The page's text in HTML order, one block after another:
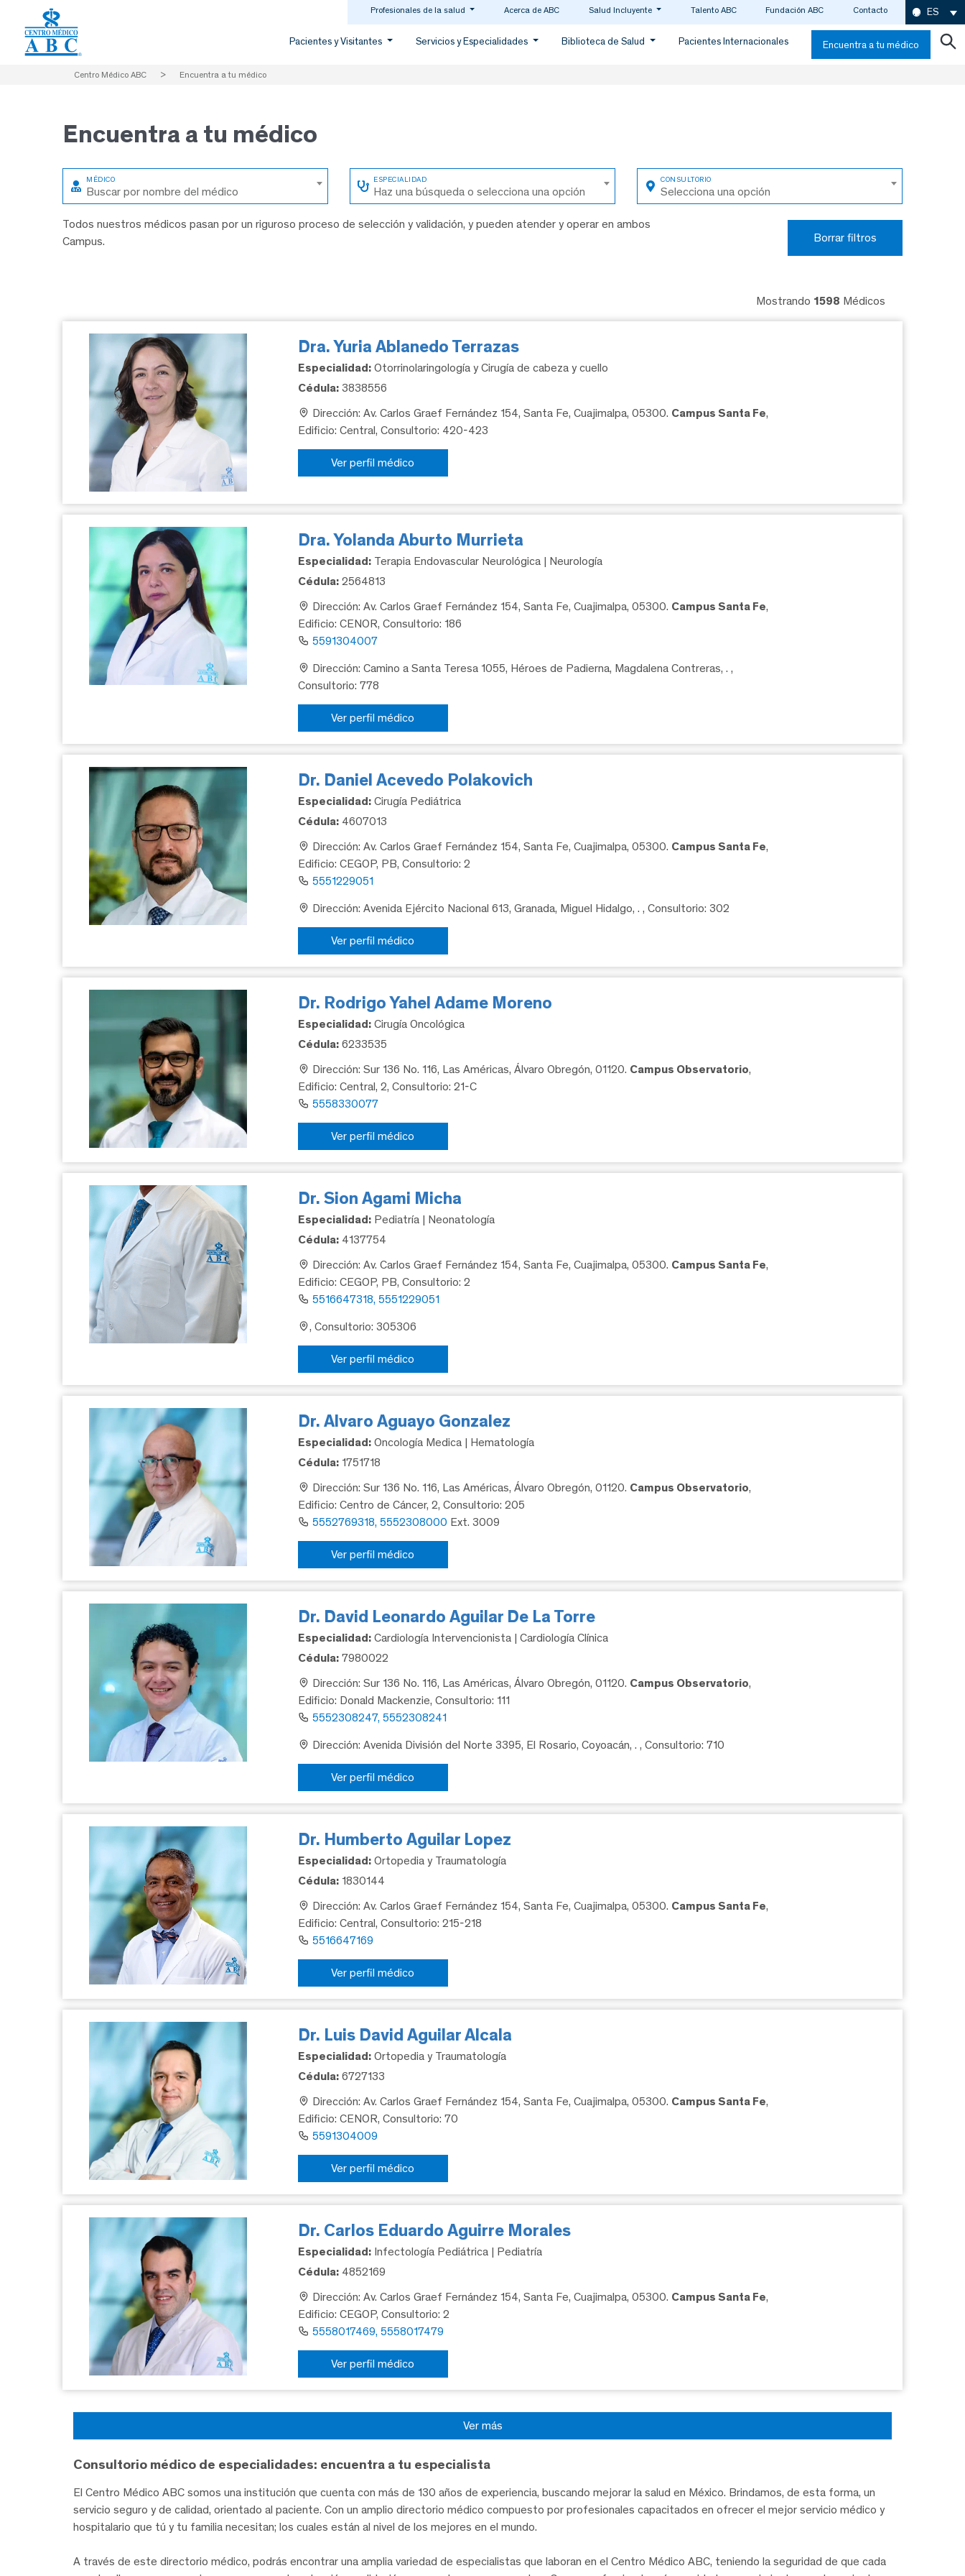
Profesionales de la salud Acerca de ABC Salud Incluyente Talento ABC Fundación ABC Contacto ES
Pacientes y Visitantes Servicios y Especialidades Biblioteca de Salud Pacientes Internacionales Encuentra a tu médico
Centro Médico ABC > Encuentra a tu médico
Encuentra a tu médico
Buscar por nombre del médico Haz una búsqueda o selecciona una opción Selecciona una opción
Todos nuestros médicos pasan por un riguroso proceso de selección y validación, y pueden atender y operar en ambos
Campus.
Borrar filtros
Mostrando 1598 Médicos
Dra. Yuria Ablanedo Terrazas
Especialidad: Otorrinolaringología y Cirugía de cabeza y cuello
Cédula: 3838556
Dirección: Av. Carlos Graef Fernández 154, Santa Fe, Cuajimalpa, 05300. Campus Santa Fe,
Edificio: Central, Consultorio: 420-423
Ver perfil médico
Dra. Yolanda Aburto Murrieta
Especialidad: Terapia Endovascular Neurológica | Neurología
Cédula: 2564813
Dirección: Av. Carlos Graef Fernández 154, Santa Fe, Cuajimalpa, 05300. Campus Santa Fe,
Edificio: CENOR, Consultorio: 186
5591304007
Dirección: Camino a Santa Teresa 1055, Héroes de Padierna, Magdalena Contreras, . ,
Consultorio: 778
Ver perfil médico
Dr. Daniel Acevedo Polakovich
Especialidad: Cirugía Pediátrica
Cédula: 4607013
Dirección: Av. Carlos Graef Fernández 154, Santa Fe, Cuajimalpa, 05300. Campus Santa Fe,
Edificio: CEGOP, PB, Consultorio: 2
5551229051
Dirección: Avenida Ejército Nacional 613, Granada, Miguel Hidalgo, . , Consultorio: 302
Ver perfil médico
Dr. Rodrigo Yahel Adame Moreno
Especialidad: Cirugía Oncológica
Cédula: 6233535
Dirección: Sur 136 No. 116, Las Américas, Álvaro Obregón, 01120. Campus Observatorio,
Edificio: Central, 2, Consultorio: 21-C
5558330077
Ver perfil médico
Dr. Sion Agami Micha
Especialidad: Pediatría | Neonatología
Cédula: 4137754
Dirección: Av. Carlos Graef Fernández 154, Santa Fe, Cuajimalpa, 05300. Campus Santa Fe,
Edificio: CEGOP, PB, Consultorio: 2
5516647318, 5551229051
, Consultorio: 305306
Ver perfil médico
Dr. Alvaro Aguayo Gonzalez
Especialidad: Oncología Medica | Hematología
Cédula: 1751718
Dirección: Sur 136 No. 116, Las Américas, Álvaro Obregón, 01120. Campus Observatorio,
Edificio: Centro de Cáncer, 2, Consultorio: 205
5552769318, 5552308000 Ext. 3009
Ver perfil médico
Dr. David Leonardo Aguilar De La Torre
Especialidad: Cardiología Intervencionista | Cardiología Clínica
Cédula: 7980022
Dirección: Sur 136 No. 116, Las Américas, Álvaro Obregón, 01120. Campus Observatorio,
Edificio: Donald Mackenzie, Consultorio: 111
5552308247, 5552308241
Dirección: Avenida División del Norte 3395, El Rosario, Coyoacán, . , Consultorio: 710
Ver perfil médico
Dr. Humberto Aguilar Lopez
Especialidad: Ortopedia y Traumatología
Cédula: 1830144
Dirección: Av. Carlos Graef Fernández 154, Santa Fe, Cuajimalpa, 05300. Campus Santa Fe,
Edificio: Central, Consultorio: 215-218
5516647169
Ver perfil médico
Dr. Luis David Aguilar Alcala
Especialidad: Ortopedia y Traumatología
Cédula: 6727133
Dirección: Av. Carlos Graef Fernández 154, Santa Fe, Cuajimalpa, 05300. Campus Santa Fe,
Edificio: CENOR, Consultorio: 70
5591304009
Ver perfil médico
Dr. Carlos Eduardo Aguirre Morales
Especialidad: Infectología Pediátrica | Pediatría
Cédula: 4852169
Dirección: Av. Carlos Graef Fernández 154, Santa Fe, Cuajimalpa, 05300. Campus Santa Fe,
Edificio: CEGOP, Consultorio: 2
5558017469, 5558017479
Ver perfil médico
Ver más
Consultorio médico de especialidades: encuentra a tu especialista
El Centro Médico ABC somos una institución que cuenta con más de 130 años de experiencia, buscando mejorar la salud en México. Brindamos, de esta forma, un
servicio seguro y de calidad, orientado al paciente. Con un amplio directorio médico compuesto por profesionales capacitados en ofrecer el mejor servicio médico y
hospitalario que tú y tu familia necesitan; los cuales están al nivel de los mejores en el mundo.
A través de este directorio médico, podrás encontrar una amplia variedad de especialistas que laboran en el Centro Médico ABC, teniendo la seguridad de que cada